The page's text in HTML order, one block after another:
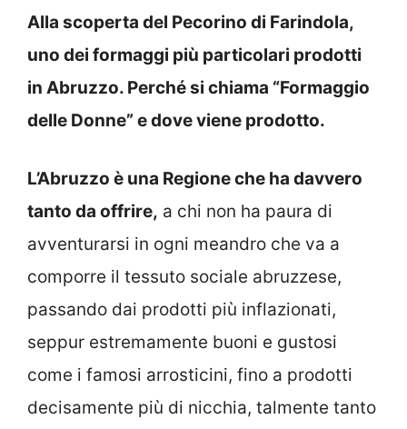
Alla scoperta del Pecorino di Farindola,
uno dei formaggi più particolari prodotti
in Abruzzo. Perché si chiama “Formaggio
delle Donne” e dove viene prodotto.
L’Abruzzo è una Regione che ha davvero
tanto da offrire, a chi non ha paura di
avventurarsi in ogni meandro che va a
comporre il tessuto sociale abruzzese,
passando dai prodotti più inflazionati,
seppur estremamente buoni e gustosi
come i famosi arrosticini, fino a prodotti
decisamente più di nicchia, talmente tanto